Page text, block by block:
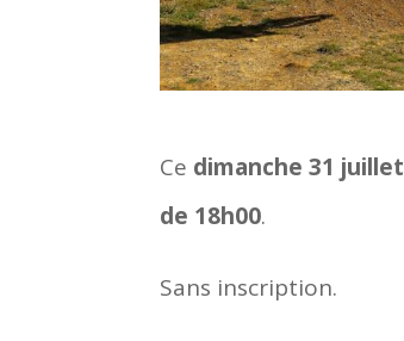
Ce dimanche 31 juillet
de 18h00.
Sans inscription.